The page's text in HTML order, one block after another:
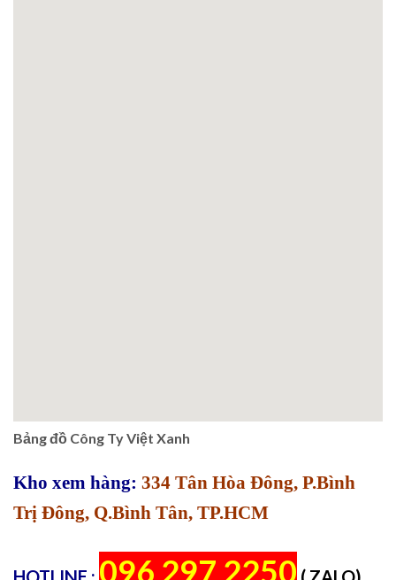
Bảng đồ Công Ty Việt Xanh
Kho xem hàng: 334 Tân Hòa Đông, P.Bình
Trị Đông, Q.Bình Tân, TP.HCM
096 297 2250